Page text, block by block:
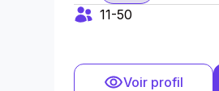
11-50
Voir profil